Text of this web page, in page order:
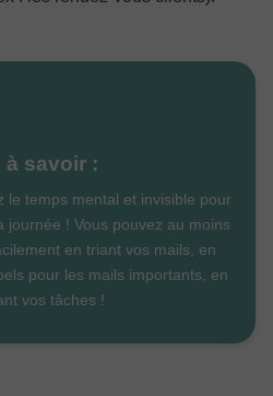
à savoir :
le temps mental et invisible pour
journée ! Vous pouvez au moins
en triant vos mails, en
pour les mails importants, en
vos tâches !